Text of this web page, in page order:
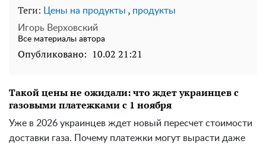
Теги: Цены на продукты , продукты
Игорь Верховский
Все материалы автора
Опубликовано: 10.02 21:21
Такой цены не ожидали: что ждет украинцев с
газовыми платежками с 1 ноября
Уже в 2026 украинцев ждет новый пересчет стоимости
доставки газа. Почему платежки могут вырасти даже